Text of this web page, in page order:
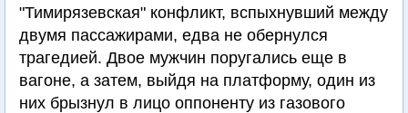
"Тимирязевская" конфликт, вспыхнувший между
двумя пассажирами, едва не обернулся
трагедией. Двое мужчин поругались еще в
вагоне, а затем, выйдя на платформу, один из
них брызнул в лицо оппоненту из газового